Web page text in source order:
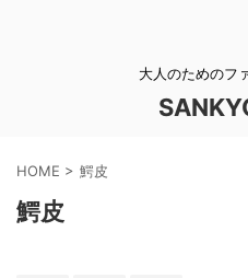
大人のためのフ
HOME > 鰐皮
鰐皮